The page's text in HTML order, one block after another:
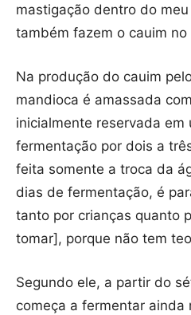
mastigação dentro do
também fazem o cauim no
Na produção do cauim
mandioca é amassada
inicialmente reservada em
fermentação por dois a
feita somente a troca da
dias de fermentação, é
tanto por crianças quanto
tomar], porque não tem
Segundo ele, a partir do
começa a fermentar ainda